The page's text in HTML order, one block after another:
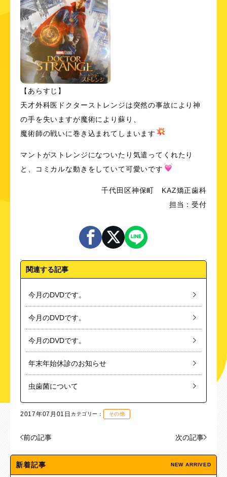
【あらすじ】
天才外科医ドクターストレンジは突然の事故により神
の手を失いますが魔術により蘇り、
魔術師の戦いに巻き込まれてしまいます
マントがストレンジになついたり気遣ってくれたり
と、コミカルな動きをしていて可愛いです
千代田区神保町 KAZ矯正歯科
担当：受付
関連する記事
今月のDVDです。
今月のDVDです。
今月のDVDです。
年末年始休診のお知らせ
虫歯菌について
2017年07月01日 カテゴリー： その他
前の記事 次の記事
新着記事 NEW ARRIVED